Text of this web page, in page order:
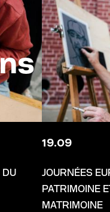
DU
19.09
JOURNÉES
PATRIMOINE
MATRIMOINE